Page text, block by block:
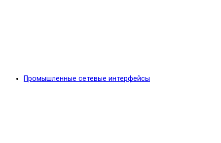
Промышленные сетевые интерфейсы